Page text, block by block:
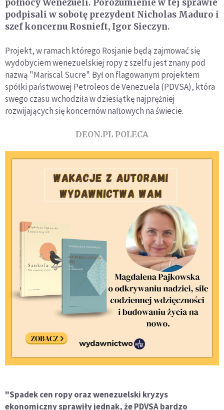
północy Wenezueli. Porozumienie w tej sprawie
podpisali w sobotę prezydent Nicholas Maduro i
szef koncernu Rosnieft, Igor Sieczyn.
Projekt, w ramach którego Rosjanie będą zajmować się
wydobyciem wenezuelskiej ropy z szelfu jest znany pod
nazwą "Mariscal Sucre". Był on flagowanym projektem
spółki państwowej Petroleos de Venezuela (PDVSA), która
swego czasu wchodziła w dziesiątkę najprężniej
rozwijających się koncernów naftowych na świecie.
DEON.PL POLECA
"Spadek cen ropy oraz wenezuelski kryzys
ekonomiczny sprawiły jednak, że PDVSA bardzo